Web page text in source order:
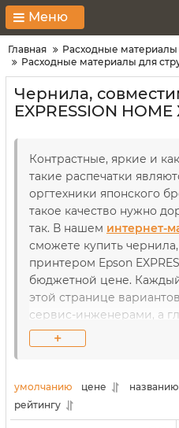
Меню
Главная
Расходные материалы
Расходные материалы для
Чернила,
EXPRESSION HOME
Контрастные, яркие и
такие распечатки
оргтехники японского
такое качество нужно
так. В нашем интернет-
сможете купить
принтером Epson
бюджетной цене.
этой странице
сервис-инженерами, а
устройствами. Так что
продукции
альтернативных
оргтехника все равно
перебоев и с
+
умолчанию цене
названию
рейтингу